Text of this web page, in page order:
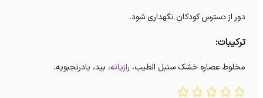
دور از دسترس کودکان نگهداری شود.
ترکیبات:
مخلوط عصاره خشک سنبل الطیب، رازیانه، بید، بادرنجبویه.